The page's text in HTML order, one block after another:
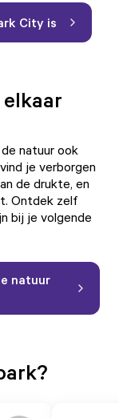
City is
natuur ook
je verborgen
de drukte, en
Ontdek zelf
bij je volgende
natuur